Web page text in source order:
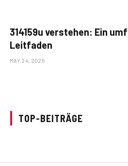
314159u verstehen: Ein
Leitfaden
MAY 24, 2025
TOP-BEITRÄGE